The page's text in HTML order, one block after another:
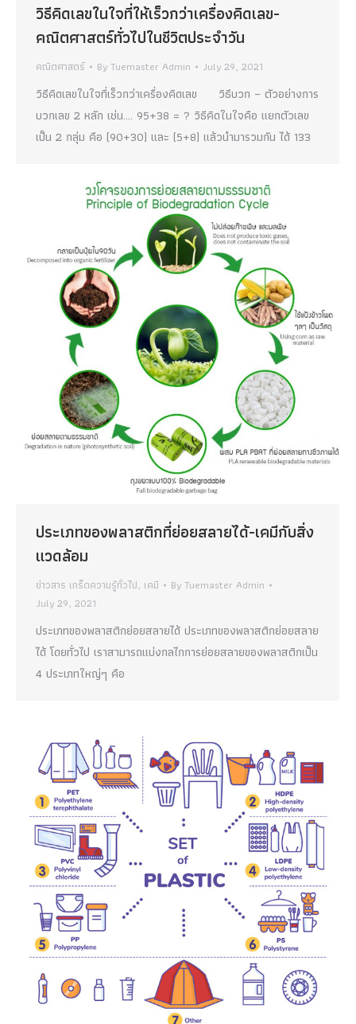
วิธีคิดเลขในใจที่ให้เร็วกว่าเครื่องคิดเลข-
คณิตศาสตร์ทั่วไปในชีวิตประจำวัน
คณิตศาสตร์ ByTuemaster Admin July 29, 2021
วิธีคิดเลขในใจที่เร็วกว่าเครื่องคิดเลข วิธีบวก – ตัวอย่างการ
บวกเลข 2 หลัก เช่น…. 95+38 = ? วิธีคิดในใจคือ แยกตัวเลข
เป็น 2 กลุ่ม คือ (90+30) และ (5+8) แล้วนำมารวมกัน ได้ 133
ประเภทของพลาสติกที่ย่อยสลายได้-เคมีกับสิ่ง
แวดล้อม
ข่าวสาร เกร็ดความรู้ทั่วไป, เคมี ByTuemaster Admin
July 29, 2021
ประเภทของพลาสติกย่อยสลายได้ ประเภทของพลาสติกย่อยสลาย
ได้ โดยทั่วไป เราสามารถแบ่งกลไกการย่อยสลายของพลาสติกเป็น
4 ประเภทใหญ่ๆ คือ